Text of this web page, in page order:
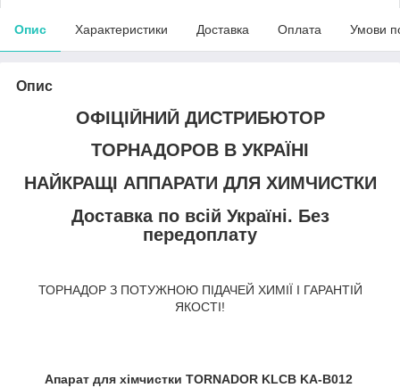
Опис Характеристики Доставка Оплата Умови
Опис
ОФІЦІЙНИЙ ДИСТРИБЮТОР
ТОРНАДОРОВ В УКРАЇНІ
НАЙКРАЩІ АППАРАТИ ДЛЯ ХИМЧИСТКИ
Доставка по всій Україні. Без
передоплату
ТОРНАДОР З ПОТУЖНОЮ ПІДАЧЕЙ ХИМІЇ І ГАРАНТІЙ
ЯКОСТІ!
Апарат для хімчистки TORNADOR KLCB KA-B012